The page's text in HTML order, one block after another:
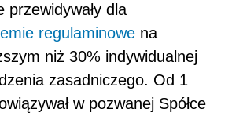
przewidywały dla
regulaminowe na
niż 30% indywidualnej
zasadniczego. Od 1
w pozwanej Spółce